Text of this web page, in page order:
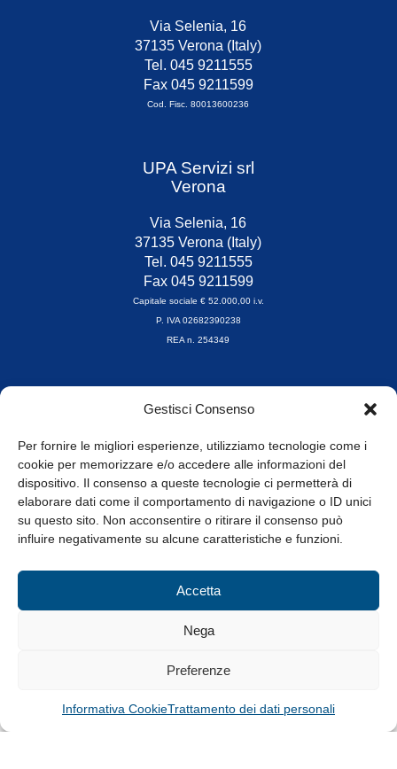
Gestisci Consenso
Per fornire le migliori esperienze, utilizziamo tecnologie come i
cookie per memorizzare e/o accedere alle informazioni del
dispositivo. Il consenso a queste tecnologie ci permetterà di
elaborare dati come il comportamento di navigazione o ID unici
su questo sito. Non acconsentire o ritirare il consenso può
influire negativamente su alcune caratteristiche e funzioni.
Accetta
Nega
Preferenze
Informativa CookieTrattamento dei dati personali
Via Selenia, 16
37135 Verona (Italy)
Tel. 045 9211555
Fax 045 9211599
Cod. Fisc. 80013600236
UPA Servizi srl
Verona
Via Selenia, 16
37135 Verona (Italy)
Tel. 045 9211555
Fax 045 9211599
Capitale sociale € 52.000,00 i.v.
P. IVA 02682390238
REA n. 254349
Orari di apertura
8.30-13.00 / 14.00-17.30
Whistleblowing
© Tutti i diritti riservati
Privacy Policy e Cookie|Informativa Cookie